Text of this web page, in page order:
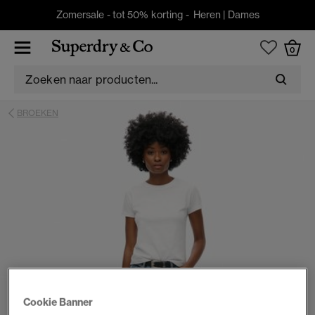
Zomersale - tot 50% korting - Heren | Dames
0
BROEKEN
Cookie Banner